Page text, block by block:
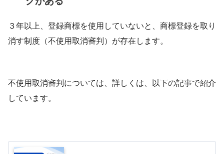
３年以上、登録商標を使用していないと、商標登録を取り
消す制度（不使用取消審判）が存在します。
不使用取消審判については、詳しくは、以下の記事で紹介
しています。